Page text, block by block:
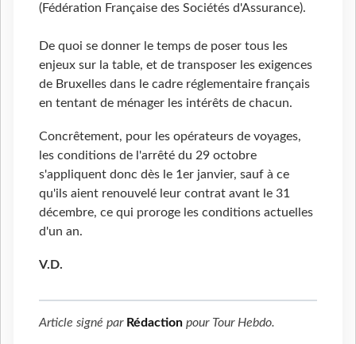
(Fédération Française des Sociétés d'Assurance).
De quoi se donner le temps de poser tous les
enjeux sur la table, et de transposer les exigences
de Bruxelles dans le cadre réglementaire français
en tentant de ménager les intérêts de chacun.
Concrêtement, pour les opérateurs de voyages,
les conditions de l'arrêté du 29 octobre
s'appliquent donc dès le 1er janvier, sauf à ce
qu'ils aient renouvelé leur contrat avant le 31
décembre, ce qui proroge les conditions actuelles
d'un an.
V.D.
Article signé par Rédaction pour Tour Hebdo.